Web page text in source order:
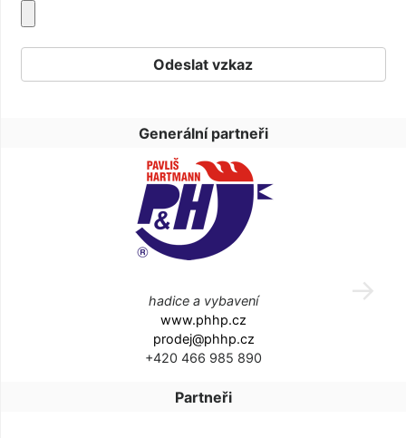
Generální partneři
hadice a vybavení
www.phhp.cz
prodej@phhp.cz
+420 466 985 890
Partneři